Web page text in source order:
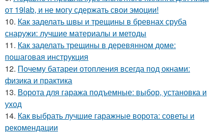
от 19lab, и не могу сдержать свои эмоции!
10. Как заделать швы и трещины в бревнах сруба
снаружи: лучшие материалы и методы
11. Как заделать трещины в деревянном доме:
пошаговая инструкция
12. Почему батареи отопления всегда под окнами:
физика и практика
13. Ворота для гаража подъемные: выбор, установка и
уход
14. Как выбрать лучшие гаражные ворота: советы и
рекомендации